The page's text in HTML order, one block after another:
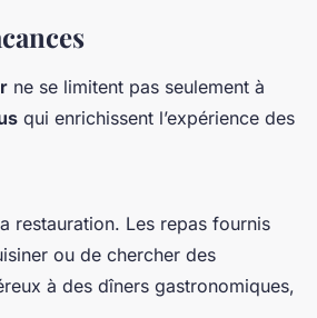
ne se limitent pas seulement à
qui enrichissent l’expérience des
restauration. Les repas fournis
ou de chercher des
à des dîners gastronomiques,